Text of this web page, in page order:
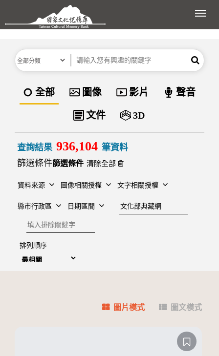
跳到主要內容區塊
展
分類 關鍵字 搜尋
資料類型
全部 圖像 影片 聲音
文件 3D
查詢結果 936,104 筆資料
篩選條件
清除全部
資料來源 圖像相關授權 文字相關授權
縣市行政區 日期區間
建檔單位
排除關鍵字
排列順序
圖片模式 圖文模式